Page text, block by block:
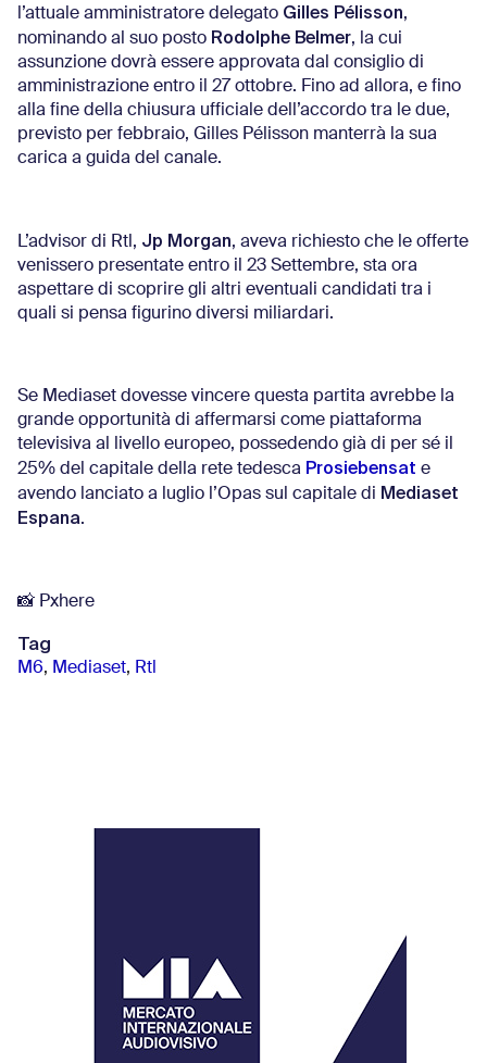
l’attuale amministratore delegato Gilles Pélisson,
nominando al suo posto Rodolphe Belmer, la cui
assunzione dovrà essere approvata dal consiglio di
amministrazione entro il 27 ottobre. Fino ad allora, e fino
alla fine della chiusura ufficiale dell’accordo tra le due,
previsto per febbraio, Gilles Pélisson manterrà la sua
carica a guida del canale.
L’advisor di Rtl, Jp Morgan, aveva richiesto che le offerte
venissero presentate entro il 23 Settembre, sta ora
aspettare di scoprire gli altri eventuali candidati tra i
quali si pensa figurino diversi miliardari.
Se Mediaset dovesse vincere questa partita avrebbe la
grande opportunità di affermarsi come piattaforma
televisiva al livello europeo, possedendo già di per sé il
25% del capitale della rete tedesca Prosiebensat e
avendo lanciato a luglio l’Opas sul capitale di Mediaset
Espana.
📸 Pxhere
Tag
M6, Mediaset, Rtl